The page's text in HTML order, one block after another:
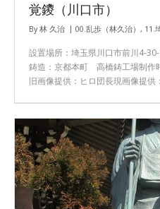
覚鑁（川口市）
By林 久治 00.乱歩（林久治） , 11.
設置場所：埼玉県川口市前川4-
鋳造：京都本町 高橋鋳工場制作
旧画像提供：ヒロ団長現画像提